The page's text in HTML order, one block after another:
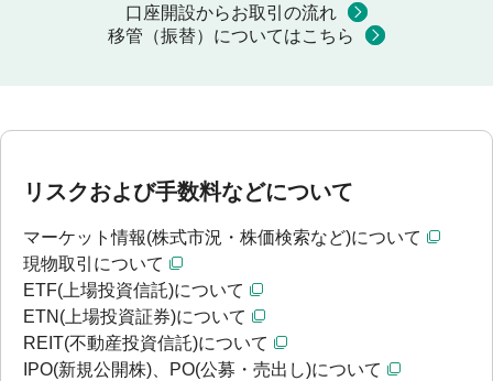
口座開設からお取引の流れ
移管（振替）についてはこちら
リスクおよび手数料などについて
マーケット情報(株式市況・株価検索など)について
現物取引について
ETF(上場投資信託)について
ETN(上場投資証券)について
REIT(不動産投資信託)について
IPO(新規公開株)、PO(公募・売出し)について